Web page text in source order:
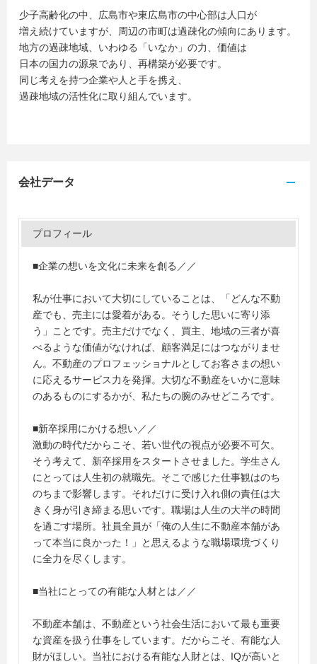
少子高齢化の中、広島市や東広島市の中心部は人口が
増え続けていますが、周辺の市町は過疎化の傾向にあります。
地方の過疎地域、いわゆる「いなか」の力、価値は
日本の国力の源泉であり、再構築が必要です。
同じ考えを持つ企業や人と手を携え、
過疎地域の活性化に取り組んでいます。
会社データ
プロフィール
■企業の想いを文化に未来を創る／／
私が仕事において大切にしていることは、「どんな不動
産でも、売主には愛着がある。そうした思いに寄り添
う」ことです。売主だけでなく、買主、地域の三者が喜
べるような価値がなければ、顧客満足にはつながりませ
ん。不動産のプロフェッショナルとしてお客さまの想い
に応えるサービス力を発揮。大切な不動産をいかに意味
のあるものにするかが、私たちの腕のみせどころです。
■新卒採用にかける想い／／
激動の時代だからこそ、若い世代の視点が必要不可欠。
そう考えて、新卒採用をスタートさせました。学生さん
にとっては人生初の就職先。そこで感じた仕事観はのち
のちまで影響します。それだけに受け入れ側の責任は大
きく身が引き締まる思いです。職場は人生の大半の時間
を過ごす場所。社員全員が「俺の人生に不動産本舗があ
って本当に良かった！」と思えるような職場環境づくり
に全力を尽くします。
■当社にとっての有能な人材とは／／
不動産本舗は、不動産という社会生活において最も重要
な資産を扱う仕事をしています。だからこそ、有能な人
財がほしい。当社における有能な人財とは、IQが高いと